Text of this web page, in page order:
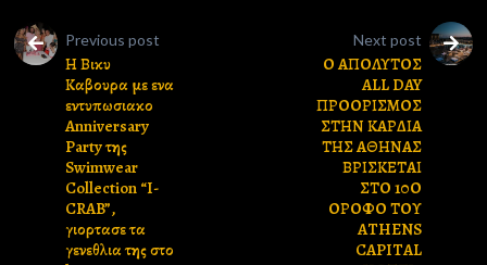
Previous post
Η Βικυ
Καβουρα με ενα
εντυπωσιακο
Anniversary
Party της
Swimwear
Collection “I-
CRAB”,
γιορτασε τα
γενεθλια της στο
Next post
Ο ΑΠΟΛΥΤΟΣ
ALL DAY
ΠΡΟΟΡΙΣΜΟΣ
ΣΤΗΝ ΚΑΡΔΙΑ
ΤΗΣ ΑΘΗΝΑΣ
ΒΡΙΣΚΕΤΑΙ
ΣΤΟ 10Ο
ΟΡΟΦΟ ΤΟΥ
ATHENS
CAPITAL